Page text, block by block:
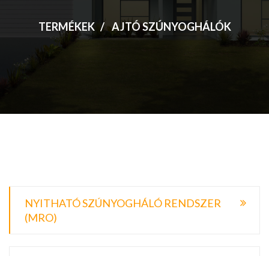
TERMÉKEK AJTÓ SZÚNYOGHÁLÓK
NYITHATÓ SZÚNYOGHÁLÓ RENDSZER
(MRO)